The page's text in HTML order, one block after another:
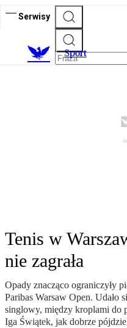
Serwisy
Sport
Tenis w
nie zagrała
Opady znacząco ograniczyły
Paribas Warsaw Open. Udało
singlowy, między kroplami do
Iga Świątek, jak dobrze